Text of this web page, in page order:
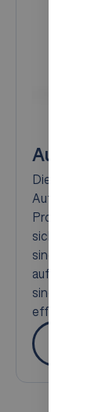
Die
Produktivität
sich nahtlos
sind in
auf
sind, und
effizienten